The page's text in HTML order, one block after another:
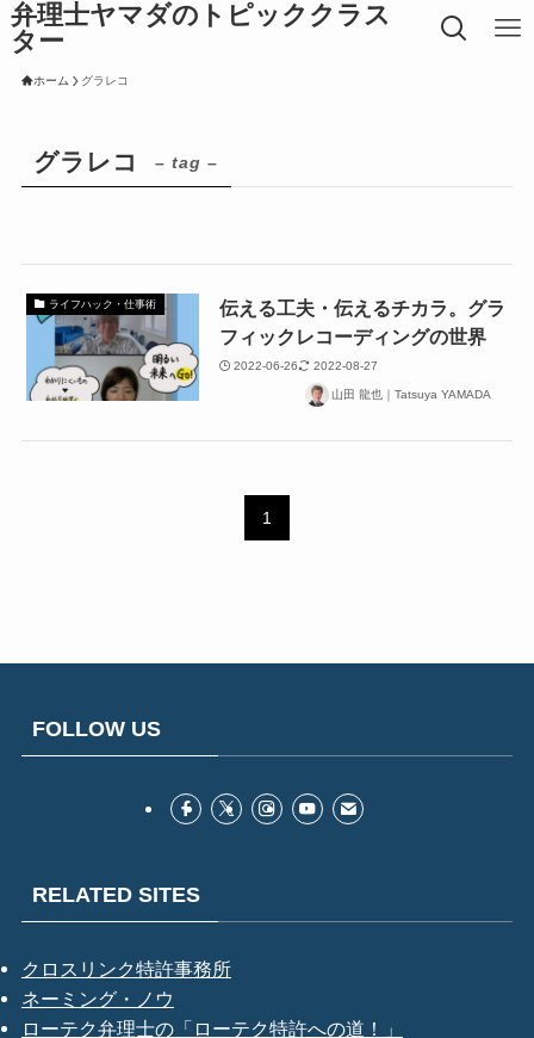
弁理士ヤマダのトピッククラス
ター
ホーム グラレコ
グラレコ – tag –
ライフハック・仕事術
伝える工夫・伝えるチカラ。グラ
フィックレコーディングの世界
2022-06-26 2022-08-27
山田 龍也｜Tatsuya YAMADA
1
FOLLOW US
RELATED SITES
クロスリンク特許事務所
ネーミング・ノウ
ローテク弁理士の「ローテク特許への道！」